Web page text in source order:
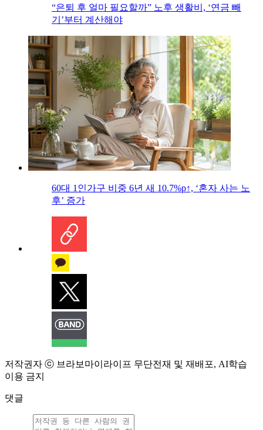
“은퇴 후 얼마 필요할까” 노후 생활비, ‘연금 빼
기’부터 계산해야
60대 1인가구 비중 6년 새 10.7%p↑, ‘혼자 사는 노
후’ 증가
저작권자 ⓒ 브라보마이라이프 무단전재 및 재배포, AI학습
이용 금지
댓글